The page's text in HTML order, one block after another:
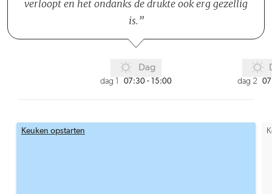
verloopt en het ondanks de drukte ook erg gezellig
is.
Dag
dag 1 07:30 - 15:00 dag 2
Keuken opstarten